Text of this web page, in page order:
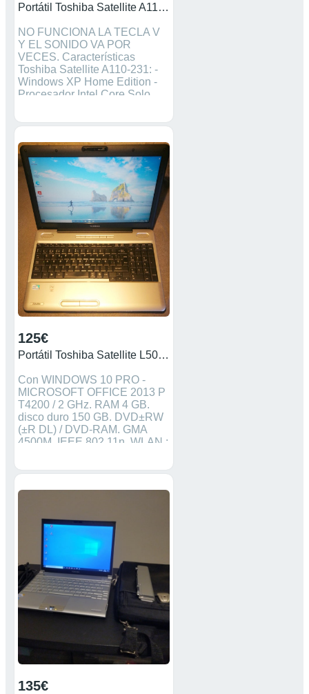
Portátil Toshiba Satellite A110-231
NO FUNCIONA LA TECLA V
Y EL SONIDO VA POR
VECES. Características
Toshiba Satellite A110-231: -
Windows XP Home Edition -
Procesador Intel Core Solo
3945ABG y chipset Intel®
red : 802.11a/b/g - Ethernet
LAN: 10/100 Base-TX -
Pantalla Toshiba TruBrite 15,4"
WXGA TFT, 1.280x800 - Disco
duro 60 GB - 1 GB RAM DDR2
- DVD SuperMulti (doble capa)
- Entradas y salidas: Entrada
de corriente, puerto RGB, RJ-
11, RJ-45, Salida TV (S-video),
I-Link (IEEE 1394), Micrófono
externo, Auriculares, 3×USB
2.0, Ranura PCMCIA II -
Bateria MODEL NO.PA3465U-
1BRS - Medidas: 360 x 263 x
38,5 mm
125€
Portátil Toshiba Satellite L500-13G
Con WINDOWS 10 PRO -
MICROSOFT OFFICE 2013 P
T4200 / 2 GHz. RAM 4 GB.
disco duro 150 GB. DVD±RW
(±R DL) / DVD-RAM. GMA
4500M. IEEE 802.11n. WLAN :
Windows Vista Home
Panorámico TFT 1366 x 768 (
135€